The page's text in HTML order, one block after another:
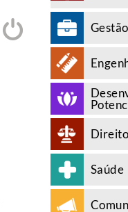
Direito
Saúde